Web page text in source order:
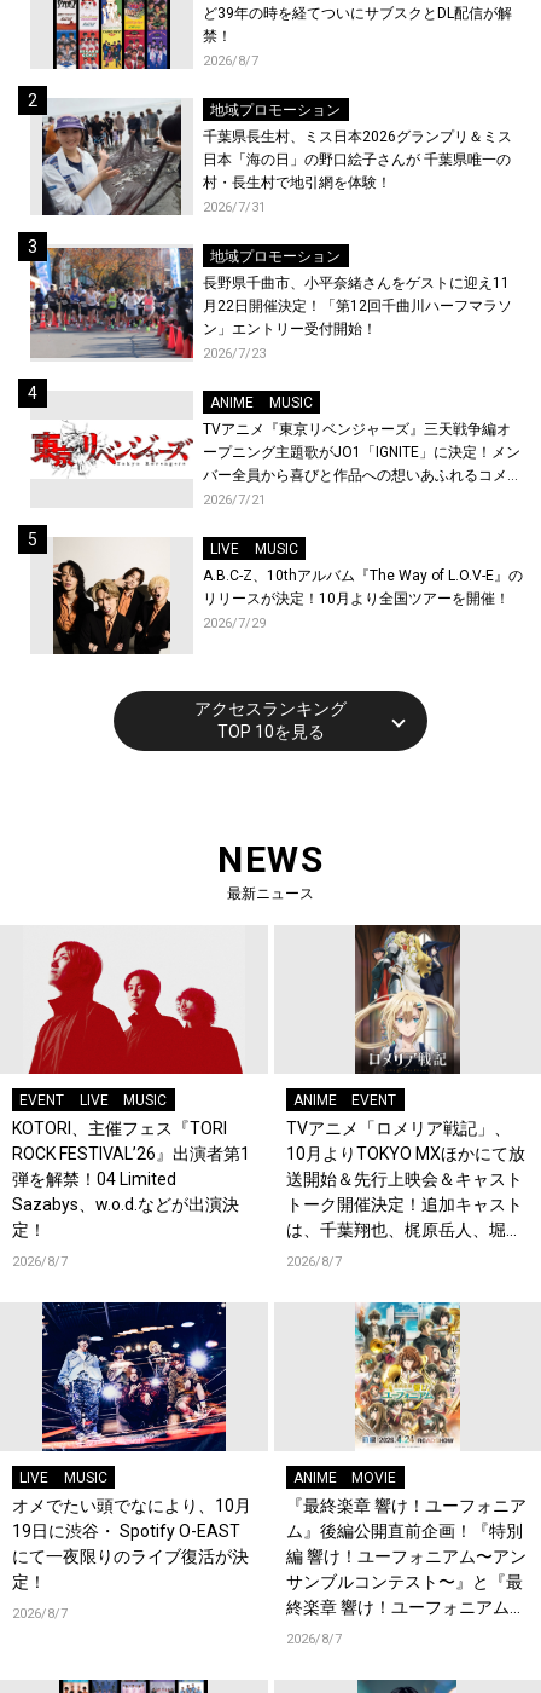
ど39年の時を経てついにサブスクとDL配信が解
禁！
2026/8/7
地域プロモーション
千葉県長生村、ミス日本2026グランプリ＆ミス
日本「海の日」の野口絵子さんが 千葉県唯一の
村・長生村で地引網を体験！
2026/7/31
地域プロモーション
長野県千曲市、小平奈緒さんをゲストに迎え11
月22日開催決定！「第12回千曲川ハーフマラソ
ン」エントリー受付開始！
2026/7/23
ANIME
MUSIC
TVアニメ『東京リベンジャーズ』三天戦争編オ
ープニング主題歌がJO1「IGNITE」に決定！メン
バー全員から喜びと作品への想いあふれるコメン
トが到着！9月に東京・大阪で先行上映会を開
2026/7/21
LIVE
MUSIC
A.B.C-Z、10thアルバム『The Way of L.O.V-E』の
リリースが決定！10月より全国ツアーを開催！
2026/7/29
アクセスランキング
TOP 10を見る
NEWS
最新ニュース
EVENT LIVE MUSIC
KOTORI、主催フェス『TORI
ROCK FESTIVAL’26』出演者第1
弾を解禁！04 Limited
Sazabys、w.o.d.などが出演決
定！
2026/8/7
ANIME EVENT
TVアニメ「ロメリア戦記」、
10月よりTOKYO MXほかにて放
送開始＆先行上映会＆キャスト
トーク開催決定！追加キャスト
は、千葉翔也、梶原岳人、堀江
瞬、綿貫竜之介！PV第1弾公
2026/8/7
LIVE MUSIC
オメでたい頭でなにより、10月
19日に渋谷・ Spotify O-EAST
にて一夜限りのライブ復活が決
定！
2026/8/7
ANIME MOVIE
『最終楽章 響け！ユーフォニア
ム』後編公開直前企画！『特別
編 響け！ユーフォニアム〜アン
サンブルコンテスト〜』と『最
終楽章 響け！ユーフォニアム』
前編の一挙上映が決定！
2026/8/7